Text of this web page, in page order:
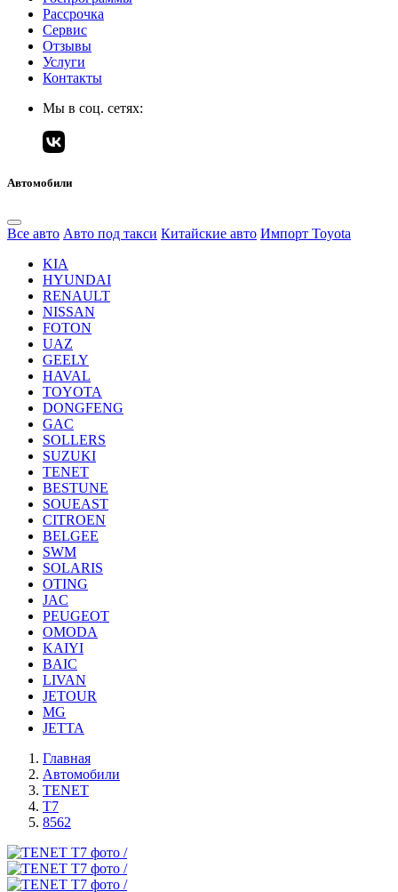
Рассрочка
Сервис
Отзывы
Услуги
Контакты
Мы в соц. сетях:
Автомобили
Все авто Авто под такси Китайские авто Импорт Toyota
KIA
HYUNDAI
RENAULT
NISSAN
FOTON
UAZ
GEELY
HAVAL
TOYOTA
DONGFENG
GAC
SOLLERS
SUZUKI
TENET
BESTUNE
SOUEAST
CITROEN
BELGEE
SWM
SOLARIS
OTING
JAC
PEUGEOT
OMODA
KAIYI
BAIC
LIVAN
JETOUR
MG
JETTA
Главная
Автомобили
TENET
T7
8562